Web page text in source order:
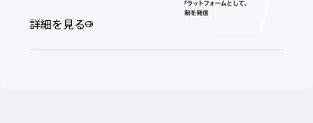
詳細を見る